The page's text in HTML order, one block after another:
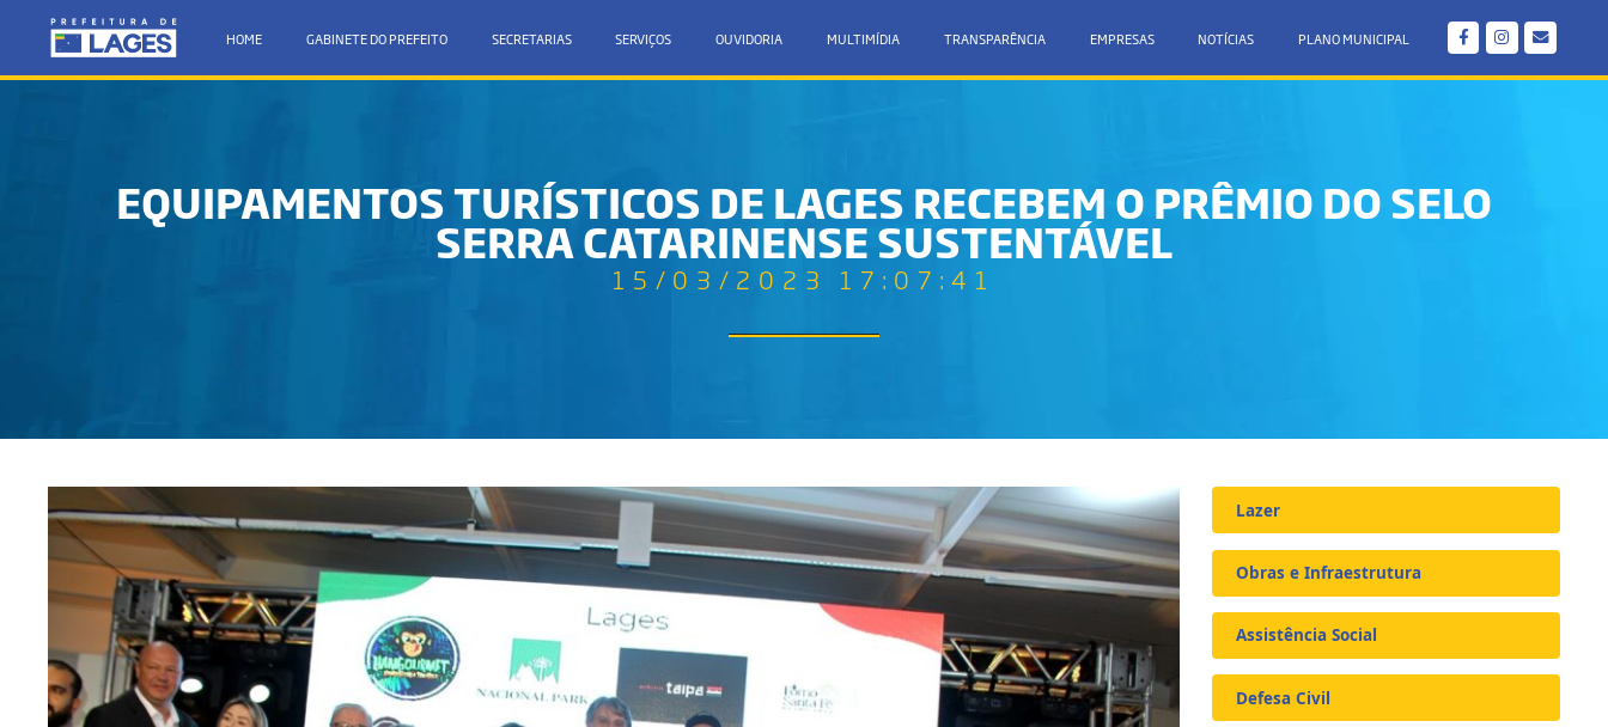
HOME GABINETE DO PREFEITO SECRETARIAS SERVIÇOS OUVIDORIA MULTIMÍDIA TRANSPARÊNCIA EMPRESAS NOTÍCIAS PLANO MUNICIPAL
EQUIPAMENTOS TURÍSTICOS DE LAGES RECEBEM O PRÊMIO DO SELO
SERRA CATARINENSE SUSTENTÁVEL
15/03/2023 17:07:41
Lazer
Obras e Infraestrutura
Assistência Social
Defesa Civil